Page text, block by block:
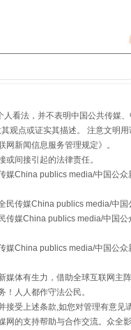
房 除
人看法，并不表明中国公共传
观点或证实其描述。 注意文明用
网新闻信息服务管理规定》。
间接引起的法律责任。
媒China publics media/中国公
民传媒China publics media/中
传媒China publics media/中国
媒China publics media/中国公
媒体有生力，借助全球互联网
人人都作守法公民。
接受上述条款,如您对管理有意
网的支持帮助与合作交流。众全